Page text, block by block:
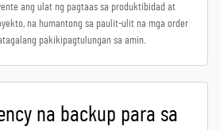
ang ulat ng pagtaas sa produktibidad at
na humantong sa paulit-ulit na mga order
pakikipagtulungan sa amin.
na backup para sa